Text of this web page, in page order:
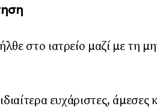
στο ιατρείο μαζί με τη
ευχάριστες,